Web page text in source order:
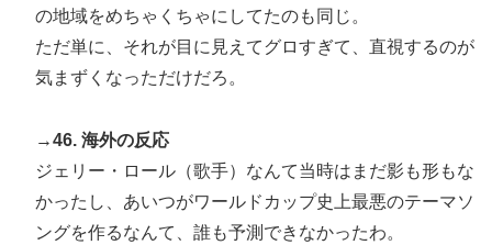
の地域をめちゃくちゃにしてたのも同じ。
ただ単に、それが目に見えてグロすぎて、直視するのが
気まずくなっただけだろ。
→46. 海外の反応
ジェリー・ロール（歌手）なんて当時はまだ影も形もな
かったし、あいつがワールドカップ史上最悪のテーマソ
ングを作るなんて、誰も予測できなかったわ。